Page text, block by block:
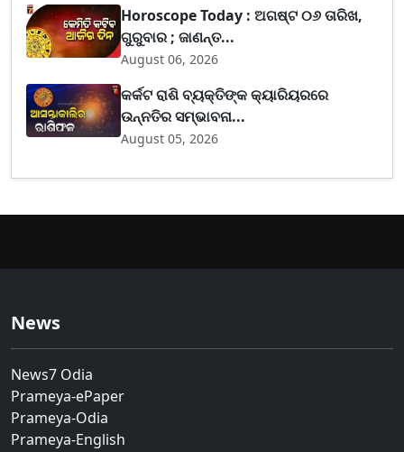
Horoscope Today : ଅଗଷ୍ଟ ୦୬ ତାରିଖ,
ଗୁରୁବାର ; ଜାଣନ୍ତ...
August 06, 2026
କର୍କଟ ରାଶି ବ୍ୟକ୍ତିଙ୍କ କ୍ୟାରିୟରରେ
ଉନ୍ନତିର ସମ୍ଭାବନା...
August 05, 2026
News
News7 Odia
Prameya-ePaper
Prameya-Odia
Prameya-English